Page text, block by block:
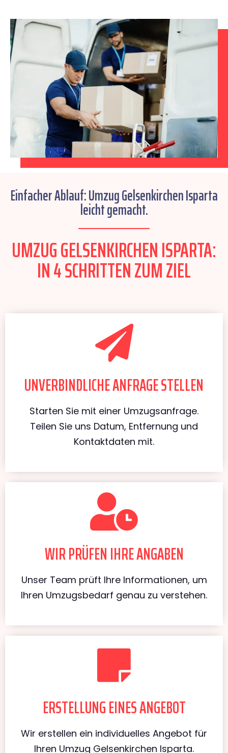
Einfacher Ablauf: Umzug Gelsenkirchen Isparta
leicht gemacht.
UMZUG GELSENKIRCHEN ISPARTA:
IN 4 SCHRITTEN ZUM ZIEL
UNVERBINDLICHE ANFRAGE STELLEN
Starten Sie mit einer Umzugsanfrage.
Teilen Sie uns Datum, Entfernung und
Kontaktdaten mit.
WIR PRÜFEN IHRE ANGABEN
Unser Team prüft Ihre Informationen, um
Ihren Umzugsbedarf genau zu verstehen.
ERSTELLUNG EINES ANGEBOT
Wir erstellen ein individuelles Angebot für
Ihren Umzug Gelsenkirchen Isparta.